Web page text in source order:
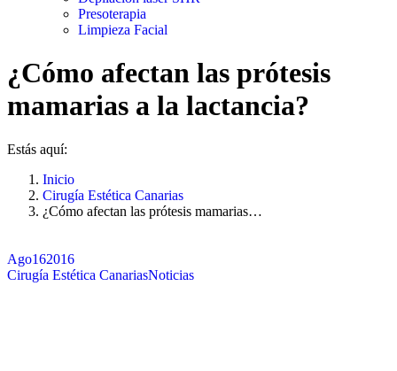
Presoterapia
Limpieza Facial
¿Cómo afectan las prótesis
mamarias a la lactancia?
Estás aquí:
Inicio
Cirugía Estética Canarias
¿Cómo afectan las prótesis mamarias…
Ago162016
Cirugía Estética CanariasNoticias